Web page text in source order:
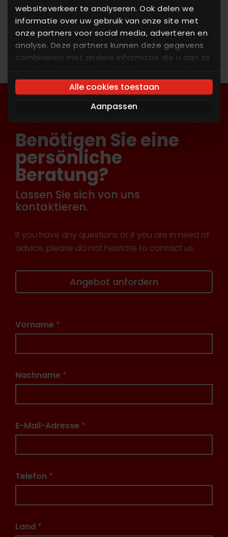
websiteverkeer te analyseren. Ook delen we
informatie over uw gebruik van onze site met
onze partners voor social media, adverteren en
analyse. Deze partners kunnen deze gegevens
combineren met andere informatie die u aan ze
basis van uw gebruik van hun services. U gaat
akkoord met onze cookies als u onze website
Alle cookies toestaan
Aanpassen
Rückverfolgung
Benötigen Sie eine
persönliche
Beratung?
Lassen Sie sich von uns
kontaktieren.
If you have any questions or if you are in need of
advice, please do not hesitate to contact us.
Angebot anfordern
Vorname *
Nachname *
E-Mail-Adresse *
Telefon *
Land *